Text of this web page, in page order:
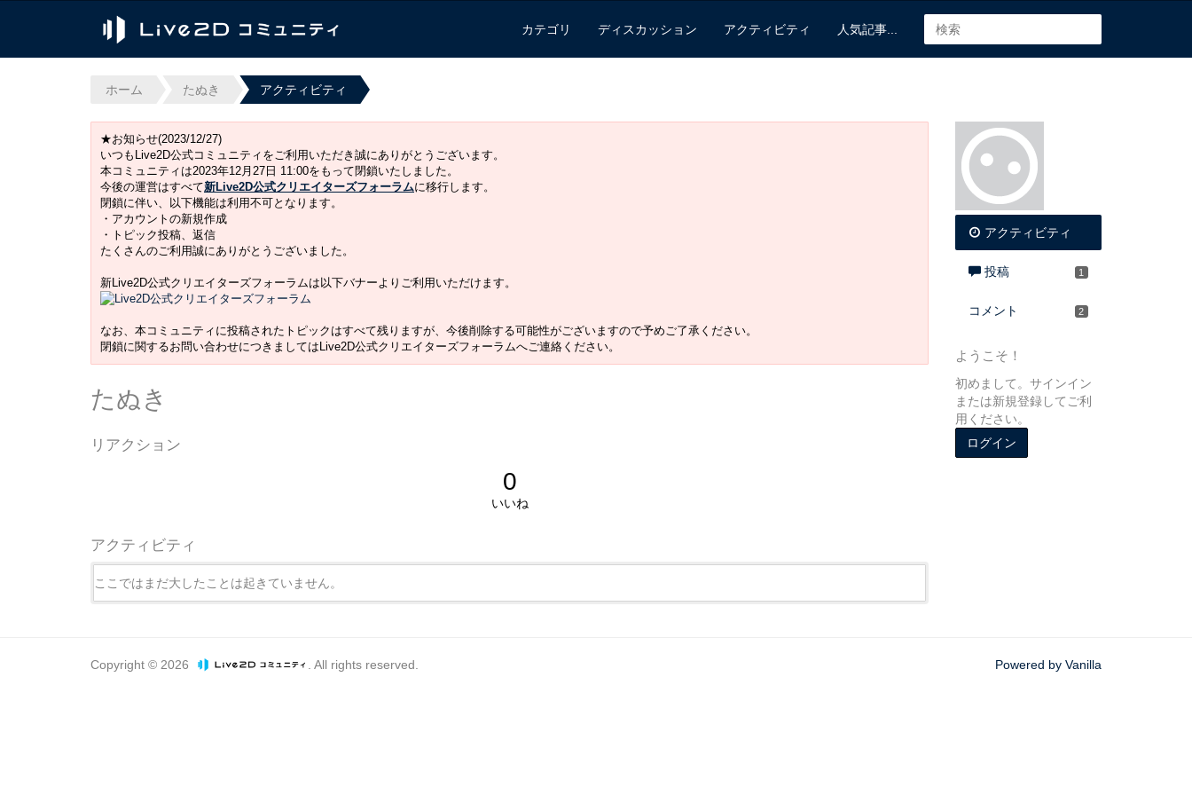
カテゴリ ディスカッション アクティビティ 人気記事...
ホーム たぬき アクティビティ
★お知らせ(2023/12/27)
いつもLive2D公式コミュニティをご利用いただき誠にありがとうございます。
本コミュニティは2023年12月27日 11:00をもって閉鎖いたしました。
今後の運営はすべて新Live2D公式クリエイターズフォーラムに移行します。
閉鎖に伴い、以下機能は利用不可となります。
・アカウントの新規作成
・トピック投稿、返信
たくさんのご利用誠にありがとうございました。
新Live2D公式クリエイターズフォーラムは以下バナーよりご利用いただけます。
なお、本コミュニティに投稿されたトピックはすべて残りますが、今後削除する可能性がございますので予めご了承ください。
閉鎖に関するお問い合わせにつきましてはLive2D公式クリエイターズフォーラムへご連絡ください。
たぬき
リアクション
0
いいね
アクティビティ
ここではまだ大したことは起きていません。
アクティビティ
投稿 1
コメント 2
ようこそ！
初めまして。サインイン
または新規登録してご利
用ください。
ログイン
Copyright © 2026 . All rights reserved. Powered by Vanilla